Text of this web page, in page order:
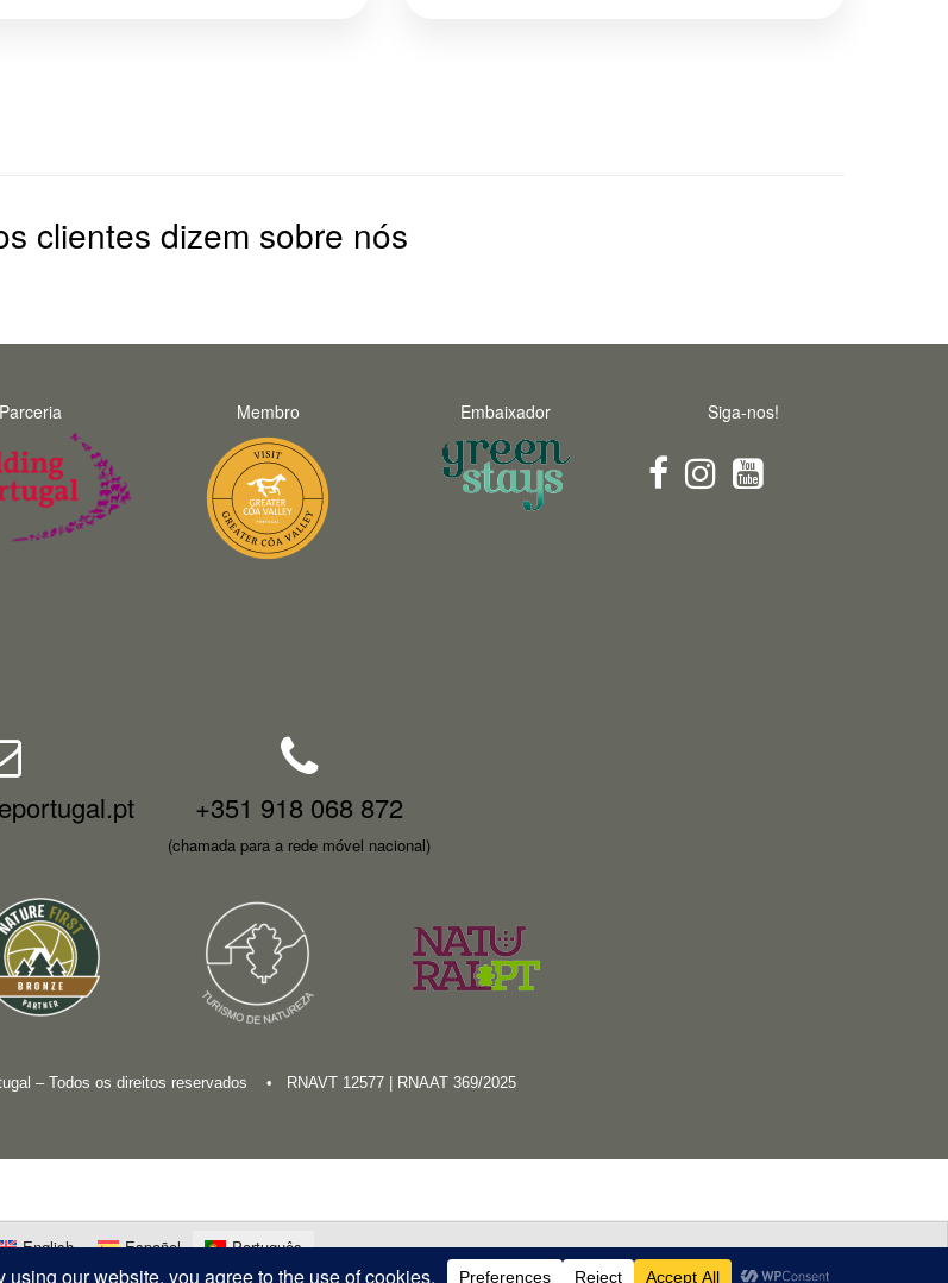
clientes dizem sobre nós
Parceria Membro Embaixador Siga-nos!
+351 918 068 872
(chamada para a rede móvel nacional)
– Todos os direitos reservados • RNAVT 12577 | RNAAT 369/2025
English Español Português